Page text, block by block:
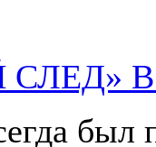
СЛЕД»
был